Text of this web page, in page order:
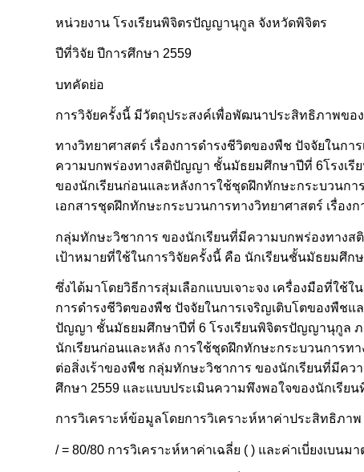
หน่วยงาน โรงเรียนพิจิตรปัญญานุกูล จังหวัดพิจิตร
ปีที่วิจัย ปีการศึกษา 2559
บทคัดย่อ
การวิจัยครั้งนี้ มีวัตถุประสงค์เพื่อพัฒนาประสิทธิภาพขอ
ทางวิทยาศาสตร์ เรื่องการดำรงชีวิตของพืช ปัจจัยในก
ความบกพร่องทางสติปัญญา ชั้นมัธยมศึกษาปีที่ 6โรงเรี
ของนักเรียนก่อนและหลังการใช้ชุดฝึกทักษะกระบวนก
เอกสารชุดฝึกทักษะกระบวนการทางวิทยาศาสตร์ เรื่อ
กลุ่มทักษะวิชาการ ของนักเรียนที่มีความบกพร่องทาง
เป้าหมายที่ใช้ในการวิจัยครั้งนี้ คือ นักเรียนชั้นมัธยมศึ
ซึ่งได้มาโดยวิธีการสุ่มเลือกแบบเจาะจง เครื่องมือที่ใช้
การดำรงชีวิตของพืช ปัจจัยในการเจริญเติบโตของพืช
ปัญญา ชั้นมัธยมศึกษาปีที่ 6 โรงเรียนพิจิตรปัญญานุกูล ภ
นักเรียนก่อนและหลัง การใช้ชุดฝึกทักษะกระบวนการท
ต่อสิ่งเร้าของพืช กลุ่มทักษะวิชาการ ของนักเรียนที่มีค
ศึกษา 2559 และแบบประเมินความพึงพอใจของนักเรีย
การวิเคราะห์ข้อมูลโดยการวิเคราะห์หาค่าประสิทธิภ
/ = 80/80 การวิเคราะห์หาค่าเฉลี่ย ( ) และค่าเบี่ยงเบนม